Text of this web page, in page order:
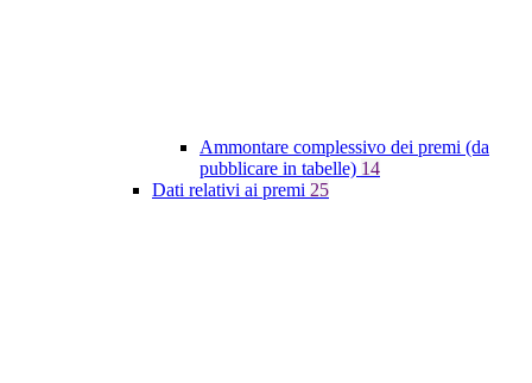
Ammontare complessivo dei premi (da
pubblicare in tabelle) 14
Dati relativi ai premi 25